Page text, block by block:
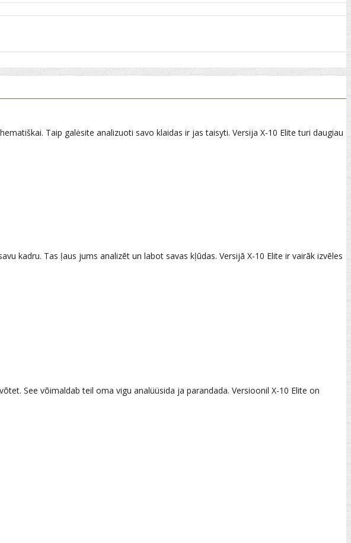
Taip galėsite analizuoti savo klaidas ir jas taisyti. Versija X-10 Elite turi daugiau
kadru. Tas ļaus jums analizēt un labot savas kļūdas. Versijā X-10 Elite ir vairāk izvēles
See võimaldab teil oma vigu analüüsida ja parandada. Versioonil X-10 Elite on